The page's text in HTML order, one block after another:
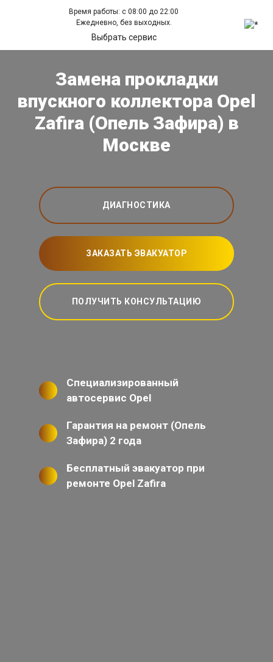
Время работы: с 08:00 до 22:00
Ежедневно, без выходных.
Выбрать сервис
Замена прокладки
впускного коллектора Opel
Zafira (Опель Зафира) в
Москве
ДИАГНОСТИКА
ЗАКАЗАТЬ ЭВАКУАТОР
ПОЛУЧИТЬ КОНСУЛЬТАЦИЮ
Специализированный
автосервис Opel
Гарантия на ремонт (Опель
Зафира) 2 года
Бесплатный эвакуатор при
ремонте Opel Zafira